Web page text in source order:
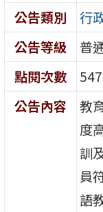
公告類別
行
公告等級
普
點閱次數
547
公告內容
教
度
訓
員
語